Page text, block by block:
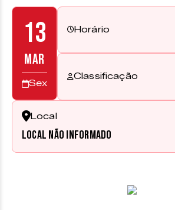
13
MAR
Sex
Horário
Classificação
Local
Local não informado